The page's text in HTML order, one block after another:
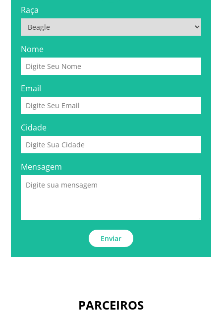
Raça
Nome
Email
Cidade
Mensagem
Enviar
PARCEIROS